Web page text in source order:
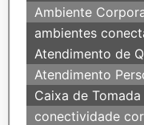
Ambiente
ambientes
Atendimento de
Atendimento
Caixa de Tomada
conectividade